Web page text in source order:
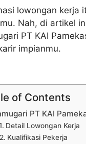
lowongan kerja
Nah, di artikel
PT KAI
impianmu.
of Contents
PT KAI
Detail Lowongan Kerja
Kualifikasi Pekerja